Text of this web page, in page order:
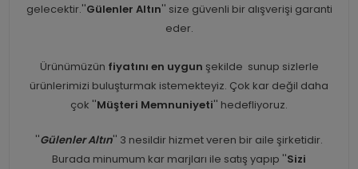
gelecektir.''Gülenler Altın'' size güvenli bir alışverişi garanti
eder.
Ürünümüzün fiyatını en uygun şekilde sunup sizlerle
ürünlerimizi buluşturmak istemekteyiz. Çok kar değil daha
çok ''Müşteri Memnuniyeti'' hedefliyoruz.
''Gülenler Altın'' 3 nesildir hizmet veren bir aile şirketidir.
Burada minumum kar marjları ile satış yapıp ''Sizi